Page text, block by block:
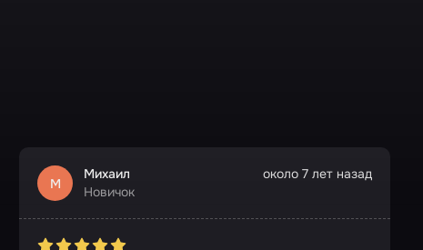
М
Михаил
Новичок
около 7 лет назад